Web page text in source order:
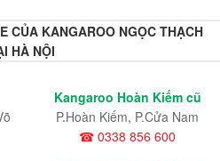
CỦA KANGAROO NGỌC THẠCH
HÀ NỘI
Kangaroo Hoàn Kiếm cũ
P.Hoàn Kiếm, P.Cửa Nam
☎ 0338 856 600